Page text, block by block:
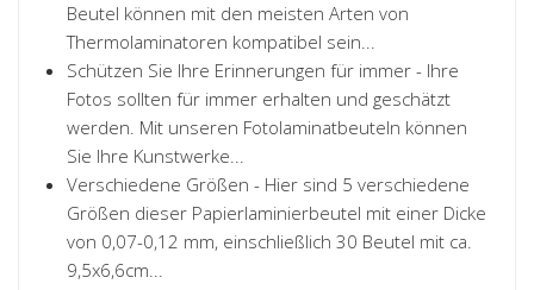
Beutel können mit den meisten Arten von
Thermolaminatoren kompatibel sein...
Schützen Sie Ihre Erinnerungen für immer - Ihre
Fotos sollten für immer erhalten und geschätzt
werden. Mit unseren Fotolaminatbeuteln können
Sie Ihre Kunstwerke...
Verschiedene Größen - Hier sind 5 verschiedene
Größen dieser Papierlaminierbeutel mit einer Dicke
von 0,07-0,12 mm, einschließlich 30 Beutel mit ca.
9,5x6,6cm...